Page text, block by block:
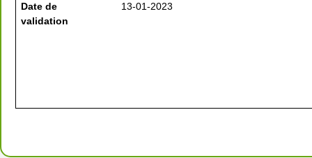
Date de
validation
13-01-2023